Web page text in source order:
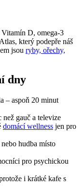
D, omega-3
který podepře náš
jsou ryby, ořechy,
dny
– aspoň 20 minut
gauč a televize
domácí wellness jen pro
hudba místo
pro psychickou
i krátké kafe s